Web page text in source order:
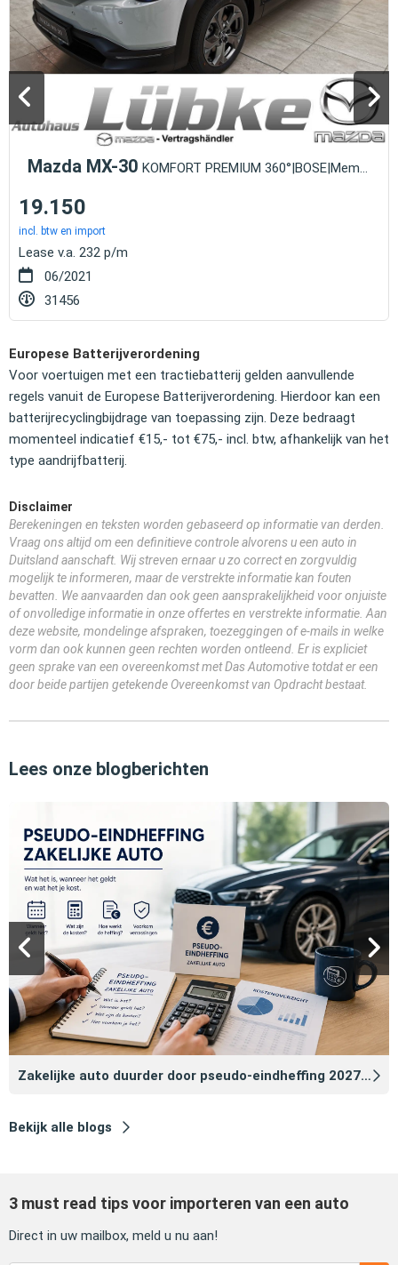
Mazda MX-30 KOMFORT PREMIUM 360°|BOSE|Memory|
19.150
incl. btw en import
Lease v.a. 232 p/m
06/2021
31456
Europese Batterijverordening
Voor voertuigen met een tractiebatterij gelden aanvullende
regels vanuit de Europese Batterijverordening. Hierdoor kan een
batterijrecyclingbijdrage van toepassing zijn. Deze bedraagt
momenteel indicatief €15,- tot €75,- incl. btw, afhankelijk van het
type aandrijfbatterij.
Disclaimer
Berekeningen en teksten worden gebaseerd op informatie van derden.
Vraag ons altijd om een definitieve controle alvorens u een auto in
Duitsland aanschaft. Wij streven ernaar u zo correct en zorgvuldig
mogelijk te informeren, maar de verstrekte informatie kan fouten
bevatten. We aanvaarden dan ook geen aansprakelijkheid voor onjuiste
of onvolledige informatie in onze offertes en verstrekte informatie. Aan
deze website, mondelinge afspraken, toezeggingen of e-mails in welke
vorm dan ook kunnen geen rechten worden ontleend. Er is expliciet
geen sprake van een overeenkomst met Das Automotive totdat er een
door beide partijen getekende Overeenkomst van Opdracht bestaat.
Lees onze blogberichten
Zakelijke auto duurder door pseudo‑eindheffing 2027: zo voorkomt u dat
Bekijk alle blogs
3 must read tips voor importeren van een auto
Direct in uw mailbox, meld u nu aan!